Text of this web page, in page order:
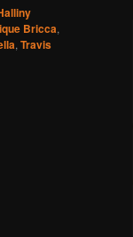
Bricca,
, Travis